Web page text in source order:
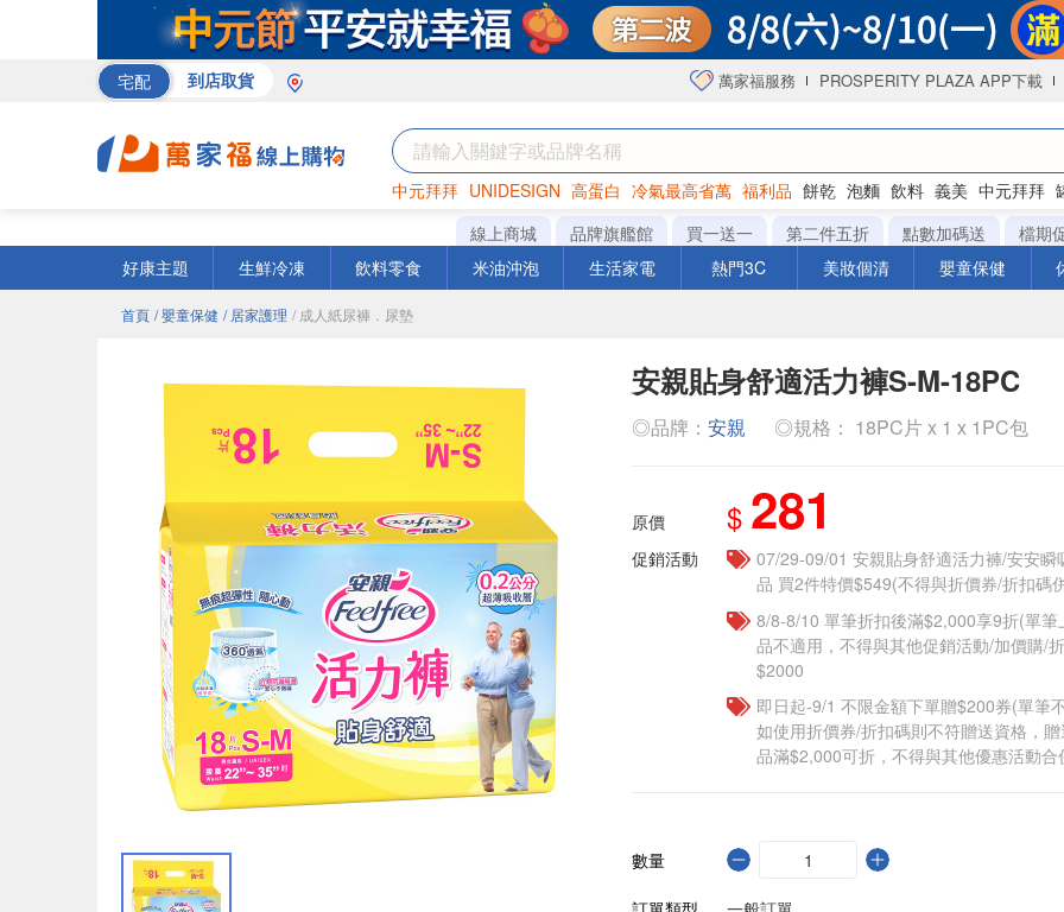
宅配 到店取貨 萬家福服務 PROSPERITY PLAZA APP下載
中元拜拜 UNIDESIGN 高蛋白 冷氣最高省萬 福利品 餅乾 泡麵 飲料 義美 中元拜拜
巧克力 衛生紙 咖啡
線上商城 品牌旗艦館 買一送一 第二件五折 點數加碼送
檔期
好康主題
生鮮冷凍 飲料零食 米油沖泡 生活家電 熱門3C 美妝個清 嬰童保健
首頁 / 嬰童保健 / 居家護理 / 成人紙尿褲．尿墊
安親貼身舒適活力褲S-M-18PC
◎品牌： 安親 ◎規格： 18PC片 x 1 x 1PC包
原價 $ 281
促銷活動
07/29-09/01 安親貼身舒適活力褲/安安瞬
品 買2件特價$549(不得與折價券/折扣碼
8/8-8/10 單筆折扣後滿$2,000享9折(單
品不適用，不得與其他促銷活動/加價購/
$2000
即日起-9/1 不限金額下單贈$200券(單筆
如使用折價券/折扣碼則不符贈送資格，
品滿$2,000可折，不得與其他優惠活動合
數量